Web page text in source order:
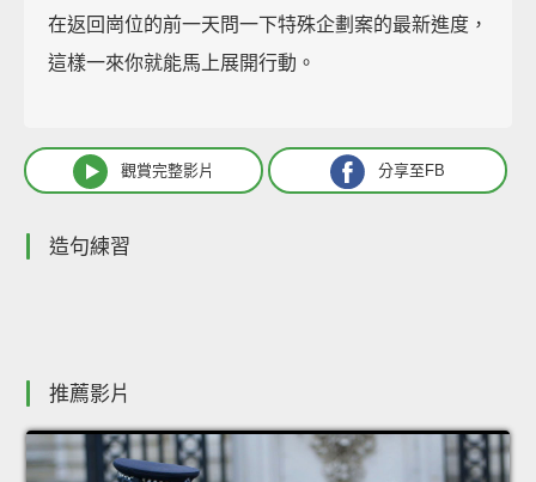
在返回崗位的前一天問一下特殊企劃案的最新進度，
這樣一來你就能馬上展開行動。
觀賞完整影片 分享至FB
造句練習
推薦影片